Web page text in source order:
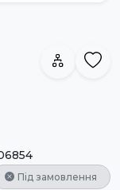
Під замовлення